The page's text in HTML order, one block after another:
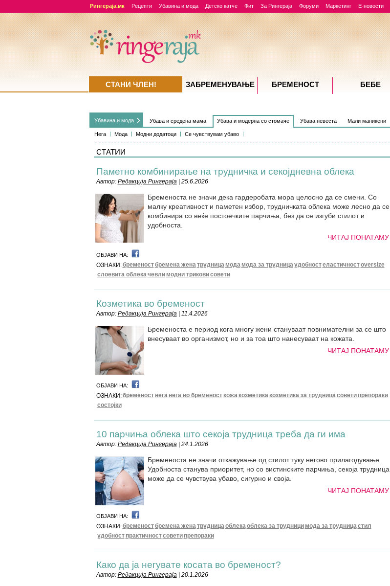
Рингераја.мк Рецепти Убавина и мода Детско катче Фит За Рингераја Форуми Маркетинг Е-новости
Убавина и мода Убава и средена мама Убава и модерна со стомаче
Нега Мода Модни додатоци Се чувствувам убаво
Убава невеста Мали маникени
СТАТИИ
Паметно комбинирање на трудничка и секојдневна облека
Автор: Редакција Рингераја| 25.6.2026
Бременоста не значи дека гардеробата мора целосно да се смени. Со
малку креативност и паметен избор, трудничката облека може лесно да се
комбинира со веќе постоечките парчиња, без да се изгуби стилот и
удобноста.
ЧИТАЈ ПОНАТАМУ
ОБЈАВИ НА:
ОЗНАКИ:бременостбремена женатрудница мода мода за трудницаудобностеластичностoversize
слоевита облекачевли модни триковисовети
Козметика во бременост
Автор: Редакција Рингераја| 11.4.2026
Бременоста е период кога многу жени стануваат повнимателни за сe што
внесуваат во организмот, но и за тоа што нанесуваат на кожата.
ЧИТАЈ ПОНАТАМУ
ОБЈАВИ НА:
ОЗНАКИ:бременост нега нега во бременост кожа козметика козметика за трудницасовети препораки
состојки
10 парчиња облека што секоја трудница треба да ги има
Автор: Редакција Рингераја| 24.1.2026
Бременоста не значи откажување од стилот туку негово прилагодување.
Удобноста станува приоритет, но со вистинските парчиња, секоја трудница
може да се чувствува убаво, сигурно и своја.
ЧИТАЈ ПОНАТАМУ
ОБЈАВИ НА:
ОЗНАКИ:бременостбремена женатрудницаоблекаоблека за трудници мода за трудницастил
удобност практичностсовети препораки
Како да ја негувате косата во бременост?
Автор: Редакција Рингераја| 20.1.2026
СТАНИ ЧЛЕН! ЗАБРЕМЕНУВАЊE БРЕМЕНОСТ БЕБЕ